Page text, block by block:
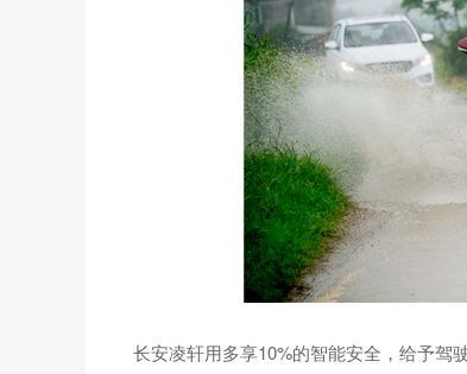
长安凌轩用多享10%的智能安全，给予驾